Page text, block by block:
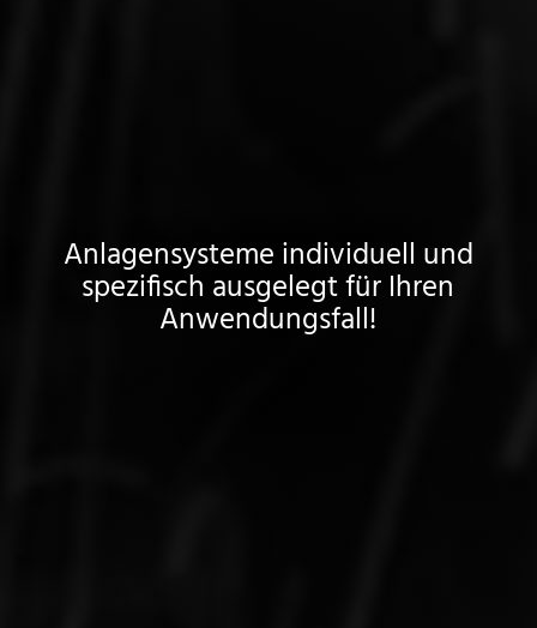
Anlagensysteme individuell und
spezifisch ausgelegt für Ihren
Anwendungsfall!